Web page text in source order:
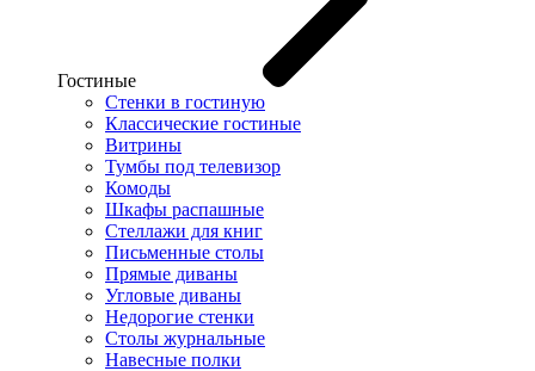
Гостиные
Стенки в гостиную
Классические гостиные
Витрины
Тумбы под телевизор
Комоды
Шкафы распашные
Стеллажи для книг
Письменные столы
Прямые диваны
Угловые диваны
Недорогие стенки
Столы журнальные
Навесные полки